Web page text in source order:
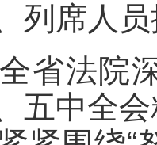
列席人
省法院
五中全